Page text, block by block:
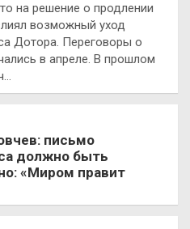
на решение о продлении
возможный уход
Дотора. Переговоры о
в апреле. В прошлом
письмо
должно быть
«Миром правит